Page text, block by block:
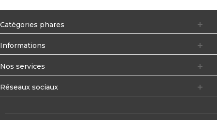
Catégories phares
Informations
Nos services
Réseaux sociaux